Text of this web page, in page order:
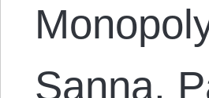
Sanna.